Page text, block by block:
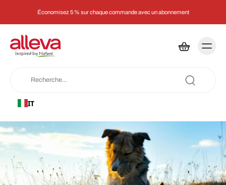
Économisez 5 % sur chaque commande avec un abonnement
IT